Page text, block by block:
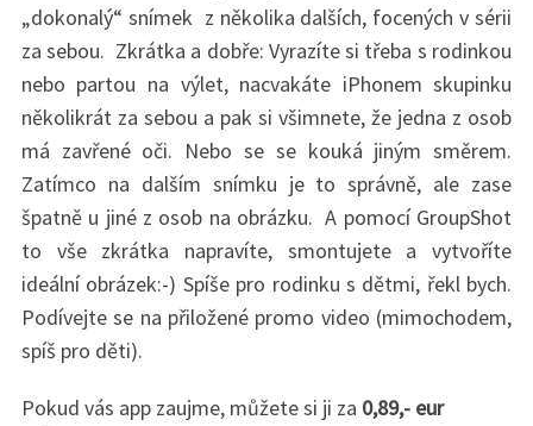
„dokonalý“ snímek z několika dalších, focených v sérii
za sebou. Zkrátka a dobře: Vyrazíte si třeba s rodinkou
nebo partou na výlet, nacvakáte iPhonem skupinku
několikrát za sebou a pak si všimnete, že jedna z osob
má zavřené oči. Nebo se se kouká jiným směrem.
Zatímco na dalším snímku je to správně, ale zase
špatně u jiné z osob na obrázku. A pomocí GroupShot
to vše zkrátka napravíte, smontujete a vytvoříte
ideální obrázek:-) Spíše pro rodinku s dětmi, řekl bych.
Podívejte se na přiložené promo video (mimochodem,
spíš pro děti).
Pokud vás app zaujme, můžete si ji za 0,89,- eur